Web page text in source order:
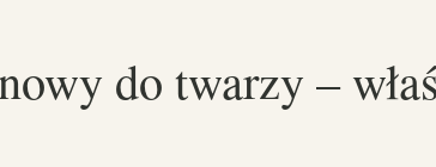
do twarzy –